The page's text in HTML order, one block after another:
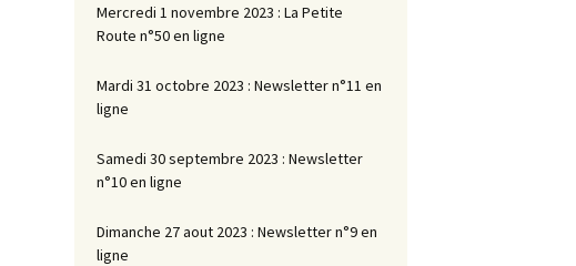
Mercredi 1 novembre 2023 : La Petite
Route n°50 en ligne
Mardi 31 octobre 2023 : Newsletter n°11 en
ligne
Samedi 30 septembre 2023 : Newsletter
n°10 en ligne
Dimanche 27 aout 2023 : Newsletter n°9 en
ligne